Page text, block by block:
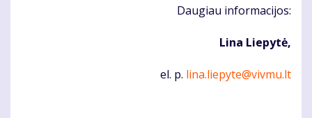
Daugiau informacijos:
Lina Liepytė,
el. p. lina.liepyte@vivmu.lt